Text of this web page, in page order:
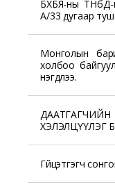
БХБЯ-ны
А/33 дугаар
Монголын
холбоо
нэгдлээ.
ХЭЛЭЛЦҮҮЛЭГ
Гүйцэтгэгч